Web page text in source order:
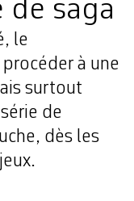
de saga
le
à une
surtout
de
dès les